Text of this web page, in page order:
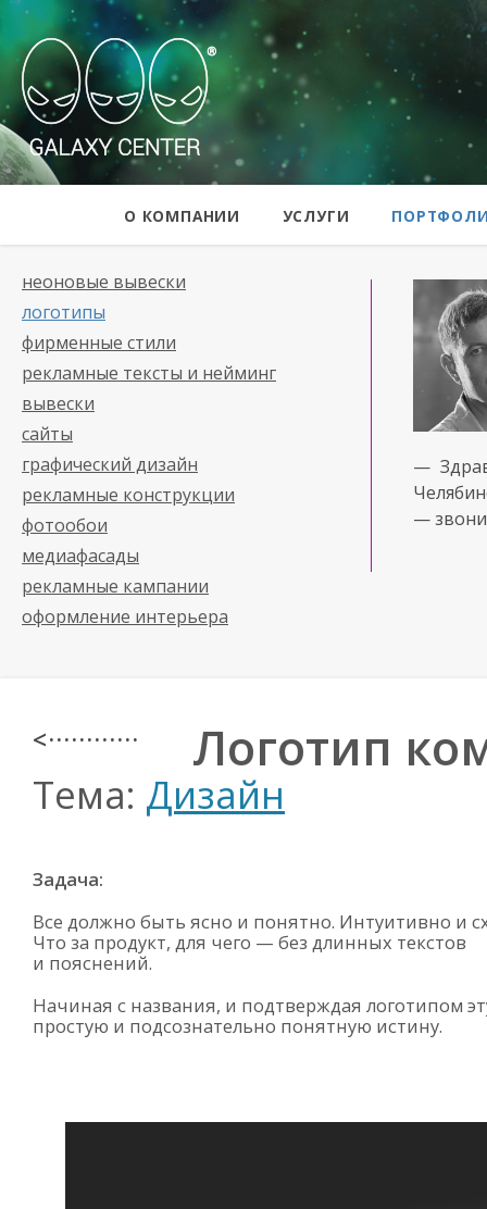
Galaxy Center
О КОМПАНИИ УСЛУГИ
неоновые вывески
логотипы
фирменные стили
рекламные тексты и нейминг
вывески
сайты
графический дизайн
рекламные конструкции
фотообои
медиафасады
рекламные кампании
оформление интерьера
—
—
< · · · · · · · · · · · · Логотип
Тема: Дизайн
Задача:
Все должно быть ясно и понятно. Интуитивно и
Что за продукт, для чего — без длинных текстов
и пояснений.
Начиная с названия, и подтверждая логотипом
простую и подсознательно понятную истину.